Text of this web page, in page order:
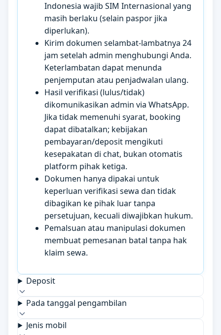
Indonesia wajib SIM Internasional yang
masih berlaku (selain paspor jika
diperlukan).
Kirim dokumen selambat-lambatnya 24
jam setelah admin menghubungi Anda.
Keterlambatan dapat menunda
penjemputan atau penjadwalan ulang.
Hasil verifikasi (lulus/tidak)
dikomunikasikan admin via WhatsApp.
Jika tidak memenuhi syarat, booking
dapat dibatalkan; kebijakan
pembayaran/deposit mengikuti
kesepakatan di chat, bukan otomatis
platform pihak ketiga.
Dokumen hanya dipakai untuk
keperluan verifikasi sewa dan tidak
dibagikan ke pihak luar tanpa
persetujuan, kecuali diwajibkan hukum.
Pemalsuan atau manipulasi dokumen
membuat pemesanan batal tanpa hak
klaim sewa.
Deposit
Pada tanggal pengambilan
Jenis mobil